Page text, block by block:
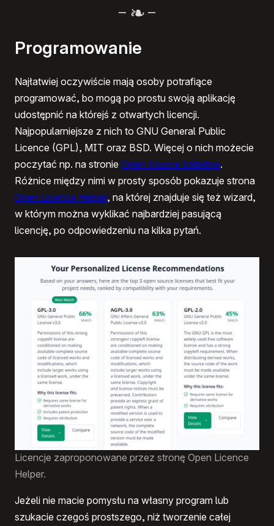
– –
Programowanie
Najłatwiej oczywiście mają osoby potrafiące
programować, bo mogą po prostu swoją aplikację
udostępnić na którejś z otwartych licencji.
Najpopularniejsze z nich to GNU General Public
Licence (GPL), MIT oraz BSD. Więcej o nich możecie
poczytać np. na stronie Open Source Initiative.
Różnice między nimi w prosty sposób pokazuje strona
Open Licence Helper, na której znajduje się też wizard,
w którym można wyklikać najbardziej pasującą
licencję, po odpowiedzeniu na kilka pytań.
Licencje zaproponowane przez stronę Open Licence
Helper.
Jeżeli nie macie pomysłu na własny program lub
szukacie czegoś prostszego, niż tworzenie całej